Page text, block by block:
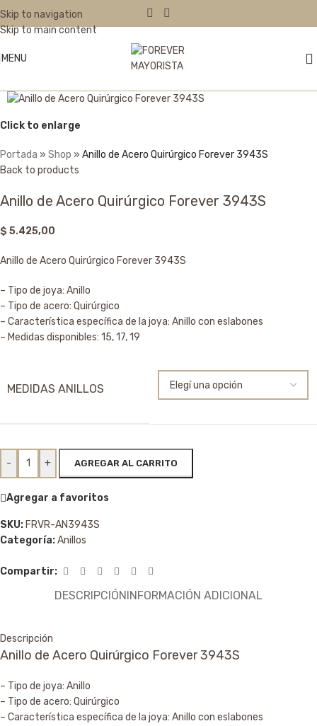
Skip to navigation
Skip to main content
MENU
Click to enlarge
Portada » Shop » Anillo de Acero Quirúrgico Forever 3943S
Back to products
Anillo de Acero Quirúrgico Forever 3943S
$ 5.425,00
Anillo de Acero Quirúrgico Forever 3943S
– Tipo de joya: Anillo
– Tipo de acero: Quirúrgico
– Característica específica de la joya: Anillo con eslabones
– Medidas disponibles: 15, 17, 19
MEDIDAS ANILLOS
- + AGREGAR AL CARRITO
Agregar a favoritos
SKU: FRVR-AN3943S
Categoría:Anillos
Compartir:
DESCRIPCIÓNINFORMACIÓN ADICIONAL
Descripción
Anillo de Acero Quirúrgico Forever 3943S
– Tipo de joya: Anillo
– Tipo de acero: Quirúrgico
– Característica específica de la joya: Anillo con eslabones